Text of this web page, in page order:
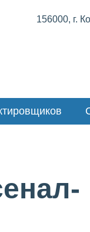
156000, г.